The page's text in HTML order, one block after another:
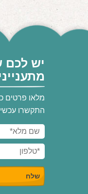
יש לכם
מלאו פרטים
התקשרו עכשיו: 052-